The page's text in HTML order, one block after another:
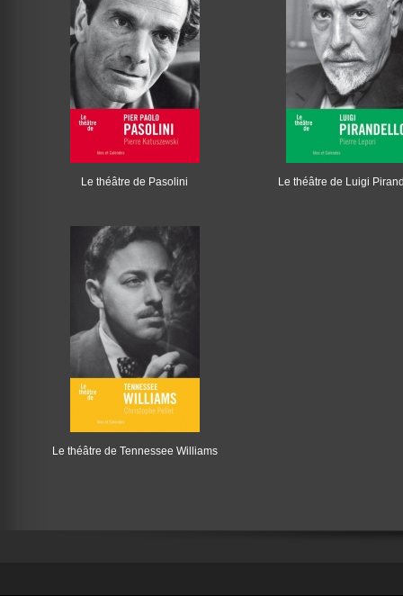
Le théâtre de Pasolini Le théâtre de Luigi
Le théâtre de Tennessee Williams